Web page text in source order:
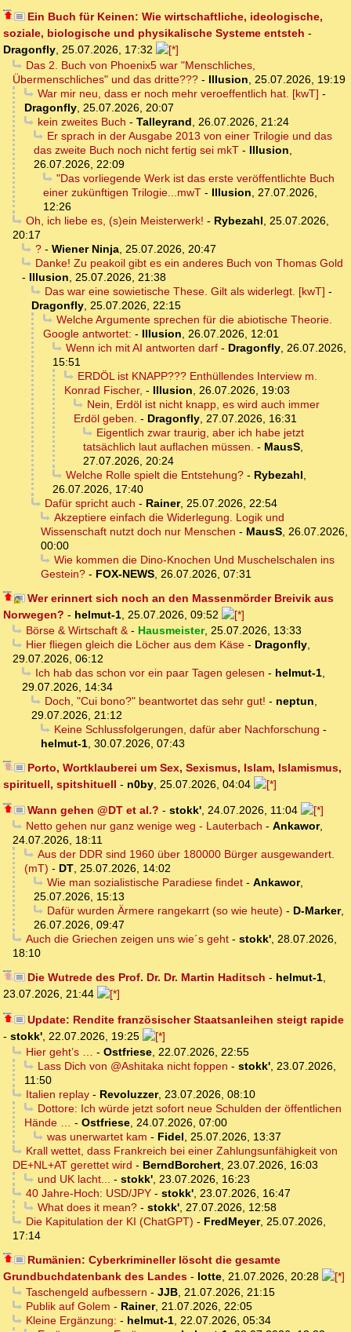
Ein Buch für Keinen: Wie wirtschaftliche, ideologische,
soziale, biologische und physikalische Systeme entsteh -
Dragonfly, 25.07.2026, 17:32
Das 2. Buch von Phoenix5 war "Menschliches,
Übermenschliches" und das dritte??? - Illusion, 25.07.2026, 19:19
War mir neu, dass er noch mehr veroeffentlich hat. [kwT] -
Dragonfly, 25.07.2026, 20:07
kein zweites Buch - Talleyrand, 26.07.2026, 21:24
Er sprach in der Ausgabe 2013 von einer Trilogie und das
das zweite Buch noch nicht fertig sei mkT - Illusion,
26.07.2026, 22:09
"Das vorliegende Werk ist das erste veröffentlichte Buch
einer zukünftigen Trilogie...mwT - Illusion, 27.07.2026,
12:26
Oh, ich liebe es, (s)ein Meisterwerk! - Rybezahl, 25.07.2026,
20:17
?- Wiener Ninja, 25.07.2026, 20:47
Danke! Zu peakoil gibt es ein anderes Buch von Thomas Gold
- Illusion, 25.07.2026, 21:38
Das war eine sowietische These. Gilt als widerlegt. [kwT] -
Dragonfly, 25.07.2026, 22:15
Welche Argumente sprechen für die abiotische Theorie.
Google antwortet: - Illusion, 26.07.2026, 12:01
Wenn ich mit AI antworten darf- Dragonfly, 26.07.2026,
15:51
ERDÖL ist KNAPP??? Enthüllendes Interview m.
Konrad Fischer, - Illusion, 26.07.2026, 19:03
Nein, Erdöl ist nicht knapp, es wird auch immer
Erdöl geben. - Dragonfly, 27.07.2026, 16:31
Eigentlich zwar traurig, aber ich habe jetzt
tatsächlich laut auflachen müssen. - MausS,
27.07.2026, 20:24
Welche Rolle spielt die Entstehung?- Rybezahl,
26.07.2026, 17:40
Dafür spricht auch - Rainer, 25.07.2026, 22:54
Akzeptiere einfach die Widerlegung. Logik und
Wissenschaft nutzt doch nur Menschen - MausS, 26.07.2026,
00:00
Wie kommen die Dino-Knochen Und Muschelschalen ins
Gestein? - FOX-NEWS, 26.07.2026, 07:31
Wer erinnert sich noch an den Massenmörder Breivik aus
Norwegen? - helmut-1, 25.07.2026, 09:52
Börse & Wirtschaft &- Hausmeister, 25.07.2026, 13:33
Hier fliegen gleich die Löcher aus dem Käse- Dragonfly,
29.07.2026, 06:12
Ich hab das schon vor ein paar Tagen gelesen - helmut-1,
29.07.2026, 14:34
Doch, "Cui bono?" beantwortet das sehr gut! - neptun,
29.07.2026, 21:12
Keine Schlussfolgerungen, dafür aber Nachforschung -
helmut-1, 30.07.2026, 07:43
Porto, Wortklauberei um Sex, Sexismus, Islam, Islamismus,
spirituell, spitshituell - n0by, 25.07.2026, 04:04
Wann gehen @DT et al.? - stokk', 24.07.2026, 11:04
Netto gehen nur ganz wenige weg - Lauterbach - Ankawor,
24.07.2026, 18:11
Aus der DDR sind 1960 über 180000 Bürger ausgewandert.
(mT) - DT, 25.07.2026, 14:02
Wie man sozialistische Paradiese findet- Ankawor,
25.07.2026, 15:13
Dafür wurden Ärmere rangekarrt (so wie heute) - D-Marker,
26.07.2026, 09:47
Auch die Griechen zeigen uns wie´s geht- stokk', 28.07.2026,
18:10
Die Wutrede des Prof. Dr. Dr. Martin Haditsch - helmut-1,
23.07.2026, 21:44
Update: Rendite französischer Staatsanleihen steigt rapide
- stokk', 22.07.2026, 19:25
Hier geht’s … - Ostfriese, 22.07.2026, 22:55
Lass Dich von @Ashitaka nicht foppen - stokk', 23.07.2026,
11:50
Italien replay- Revoluzzer, 23.07.2026, 08:10
Dottore: Ich würde jetzt sofort neue Schulden der öffentlichen
Hände … - Ostfriese, 24.07.2026, 07:00
was unerwartet kam - Fidel, 25.07.2026, 13:37
Krall wettet, dass Frankreich bei einer Zahlungsunfähigkeit von
DE+NL+AT gerettet wird - BerndBorchert, 23.07.2026, 16:03
und UK lacht... - stokk', 23.07.2026, 16:23
40 Jahre-Hoch: USD/JPY- stokk', 23.07.2026, 16:47
What does it mean?- stokk', 27.07.2026, 12:58
Die Kapitulation der KI (ChatGPT) - FredMeyer, 25.07.2026,
17:14
Rumänien: Cyberkrimineller löscht die gesamte
Grundbuchdatenbank des Landes - lotte, 21.07.2026, 20:28
Taschengeld aufbessern - JJB, 21.07.2026, 21:15
Publik auf Golem - Rainer, 21.07.2026, 22:05
Kleine Ergänzung: - helmut-1, 22.07.2026, 05:34